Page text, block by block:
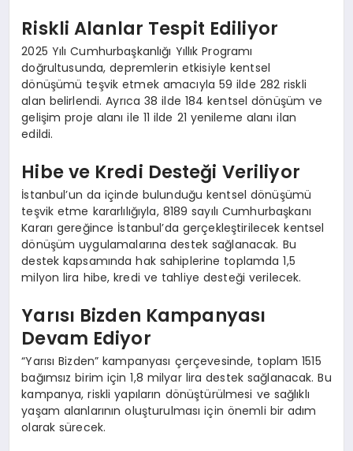
Riskli Alanlar Tespit Ediliyor
2025 Yılı Cumhurbaşkanlığı Yıllık Programı
doğrultusunda, depremlerin etkisiyle kentsel
dönüşümü teşvik etmek amacıyla 59 ilde 282 riskli
alan belirlendi. Ayrıca 38 ilde 184 kentsel dönüşüm ve
gelişim proje alanı ile 11 ilde 21 yenileme alanı ilan
edildi.
Hibe ve Kredi Desteği Veriliyor
İstanbul’un da içinde bulunduğu kentsel dönüşümü
teşvik etme kararlılığıyla, 8189 sayılı Cumhurbaşkanı
Kararı gereğince İstanbul’da gerçekleştirilecek kentsel
dönüşüm uygulamalarına destek sağlanacak. Bu
destek kapsamında hak sahiplerine toplamda 1,5
milyon lira hibe, kredi ve tahliye desteği verilecek.
Yarısı Bizden Kampanyası
Devam Ediyor
“Yarısı Bizden” kampanyası çerçevesinde, toplam 1515
bağımsız birim için 1,8 milyar lira destek sağlanacak. Bu
kampanya, riskli yapıların dönüştürülmesi ve sağlıklı
yaşam alanlarının oluşturulması için önemli bir adım
olarak sürecek.